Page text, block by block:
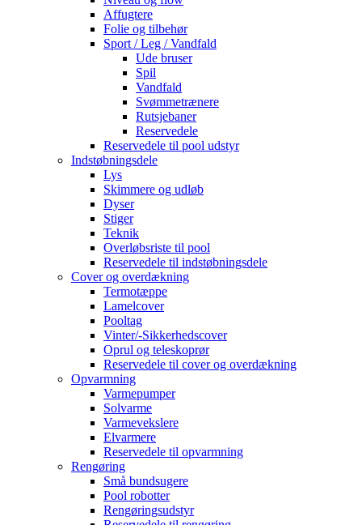
Affugtere
Folie og tilbehør
Sport / Leg / Vandfald
Ude bruser
Spil
Vandfald
Svømmetrænere
Rutsjebaner
Reservedele
Reservedele til pool udstyr
Indstøbningsdele
Lys
Skimmere og udløb
Dyser
Stiger
Teknik
Overløbsriste til pool
Reservedele til indstøbningsdele
Cover og overdækning
Termotæppe
Lamelcover
Pooltag
Vinter/-Sikkerhedscover
Oprul og teleskoprør
Reservedele til cover og overdækning
Opvarmning
Varmepumper
Solvarme
Varmevekslere
Elvarmere
Reservedele til opvarmning
Rengøring
Små bundsugere
Pool robotter
Rengøringsudstyr